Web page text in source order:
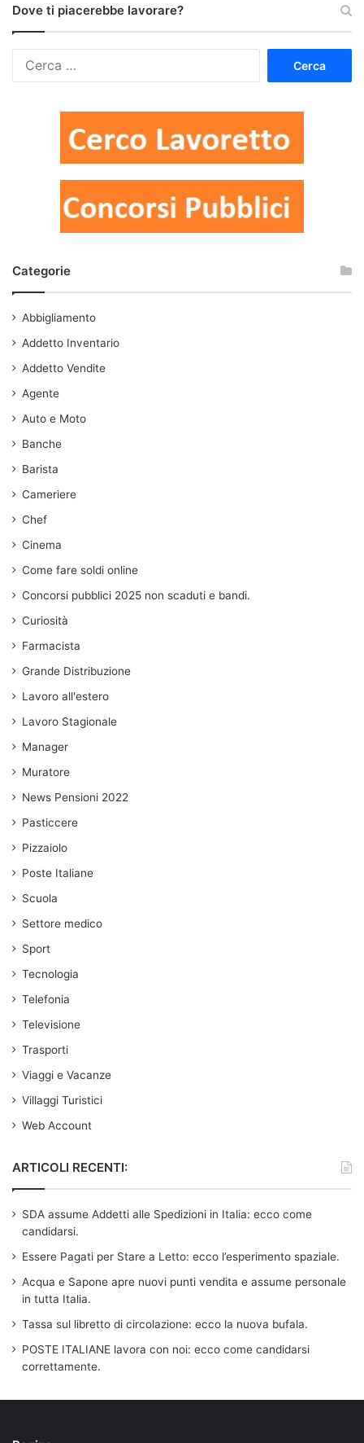
Dove ti piacerebbe lavorare?
Categorie
Abbigliamento
Addetto Inventario
Addetto Vendite
Agente
Auto e Moto
Banche
Barista
Cameriere
Chef
Cinema
Come fare soldi online
Concorsi pubblici 2025 non scaduti e bandi.
Curiosità
Farmacista
Grande Distribuzione
Lavoro all'estero
Lavoro Stagionale
Manager
Muratore
News Pensioni 2022
Pasticcere
Pizzaiolo
Poste Italiane
Scuola
Settore medico
Sport
Tecnologia
Telefonia
Televisione
Trasporti
Viaggi e Vacanze
Villaggi Turistici
Web Account
ARTICOLI RECENTI:
SDA assume Addetti alle Spedizioni in Italia: ecco come
candidarsi.
Essere Pagati per Stare a Letto: ecco l’esperimento spaziale.
Acqua e Sapone apre nuovi punti vendita e assume personale
in tutta Italia.
Tassa sul libretto di circolazione: ecco la nuova bufala.
POSTE ITALIANE lavora con noi: ecco come candidarsi
correttamente.